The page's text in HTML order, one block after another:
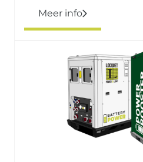
Meer info